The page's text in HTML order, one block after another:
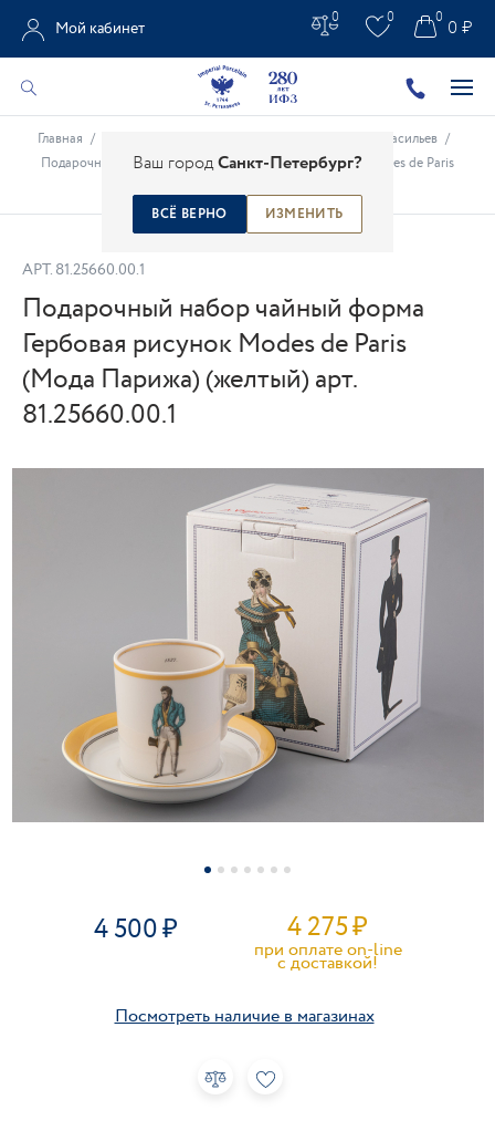
Ваш городСанкт-Петербург?
ВСЁ ВЕРНО ИЗМЕНИТЬ
Мой кабинет
0 0 0 ₽
0
Главная / Александр Васильев /
Подарочный набор чайный форма Гербовая рисунок Modes de Paris
АРТ. 81.25660.00.1
Подарочный набор чайный форма
Гербовая рисунок Modes de Paris
(Мода Парижа) (желтый) арт.
81.25660.00.1
4 500 4 275₽
при оплате on-line
c доставкой!
Посмотреть наличие в магазинах